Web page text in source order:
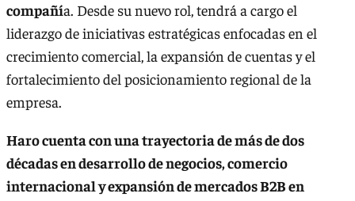
compañía. Desde su nuevo rol, tendrá a cargo el
liderazgo de iniciativas estratégicas enfocadas en el
crecimiento comercial, la expansión de cuentas y el
fortalecimiento del posicionamiento regional de la
empresa.
Haro cuenta con una trayectoria de más de dos
décadas en desarrollo de negocios, comercio
internacional y expansión de mercados B2B en